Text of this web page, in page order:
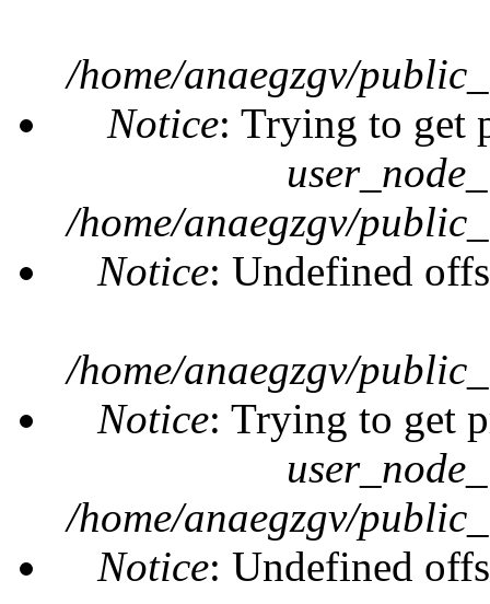
/home/anaegzgv/
Notice: Trying to get
/home/anaegzgv/
Notice: Undefined
/home/anaegzgv/
Notice: Trying to get
/home/anaegzgv/
Notice: Undefined